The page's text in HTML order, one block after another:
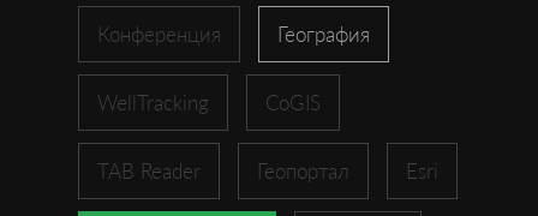
Конференция География
WellTracking CoGIS
TAB Reader Геопортал Esri